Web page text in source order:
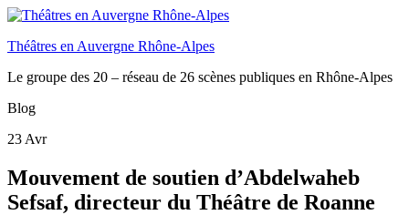
Théâtres en Auvergne Rhône-Alpes
Le groupe des 20 – réseau de 26 scènes publiques en Rhône-Alpes
Blog
23 Avr
Mouvement de soutien d’Abdelwaheb
Sefsaf, directeur du Théâtre de Roanne